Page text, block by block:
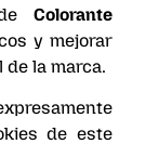
Colorante
y mejorar
la marca.
de este